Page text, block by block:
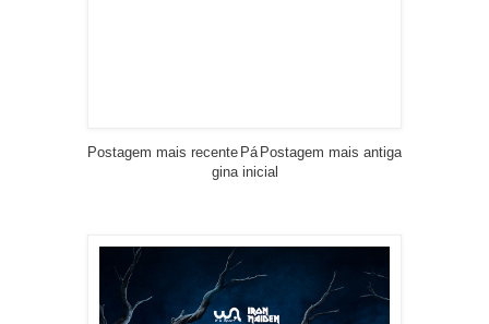
Postagem mais recente Postagem mais antiga
Pá
gina inicial